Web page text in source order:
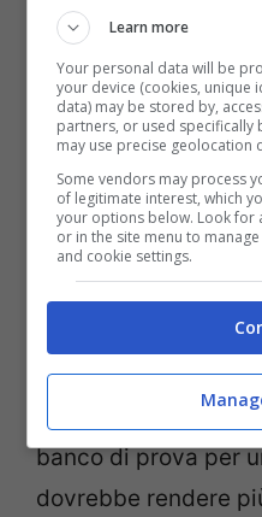
concerto i Massive
febbraio dovete
mattino sul sito
Successivamente
vostro posto per il
anche nelle altre
vendita autorizzati.
Altro elemento
conto? Come
nuovo tour dei
banco di prova per
dovrebbe rendere
Learn more
Your personal data will be
your device (cookies, unique
data) may be stored by,
partners, or used specifically
may use precise geolocation
Some vendors may process
of legitimate interest, which
your options below. Look for
or in the site menu to
and cookie settings.